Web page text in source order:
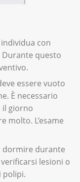
con
Durante questo
essere vuoto
È necessario
il giorno
molto. L’esame
dormire durante
lesioni o
polipi.